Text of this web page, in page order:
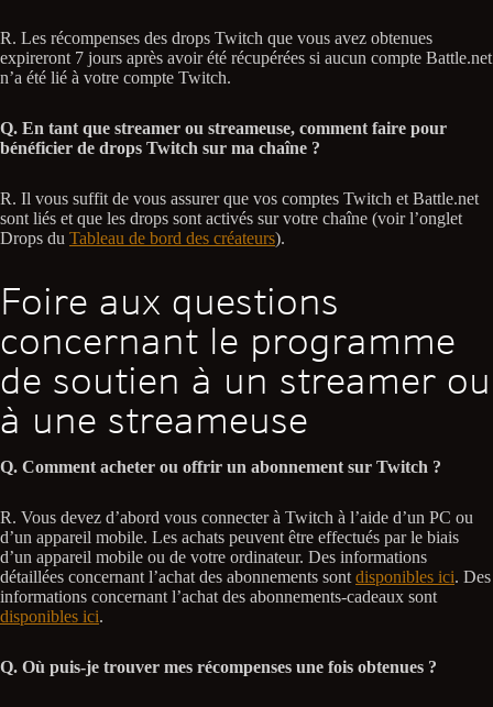
R. Les récompenses des drops Twitch que vous avez obtenues
expireront 7 jours après avoir été récupérées si aucun compte Battle.net
n’a été lié à votre compte Twitch.
Q. En tant que streamer ou streameuse, comment faire pour
bénéficier de drops Twitch sur ma chaîne ?
R. Il vous suffit de vous assurer que vos comptes Twitch et Battle.net
sont liés et que les drops sont activés sur votre chaîne (voir l’onglet
Drops du Tableau de bord des créateurs).
Foire aux questions
concernant le programme
de soutien à un streamer ou
à une streameuse
Q. Comment acheter ou offrir un abonnement sur Twitch ?
R. Vous devez d’abord vous connecter à Twitch à l’aide d’un PC ou
d’un appareil mobile. Les achats peuvent être effectués par le biais
d’un appareil mobile ou de votre ordinateur. Des informations
détaillées concernant l’achat des abonnements sontdisponibles ici. Des
informations concernant l’achat des abonnements-cadeaux sont
disponibles ici.
Q. Où puis-je trouver mes récompenses une fois obtenues ?